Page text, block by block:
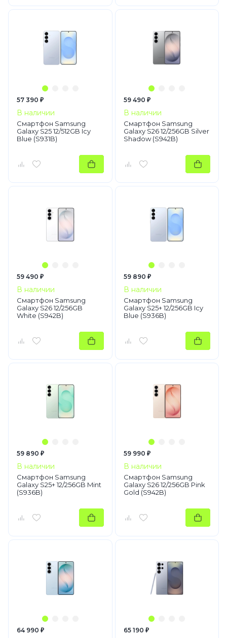
57 390 ₽
В наличии
Смартфон Samsung
Galaxy S25 12/512GB Icy
Blue (S931B)
59 490 ₽
В наличии
Смартфон Samsung
Galaxy S26 12/256GB Silver
Shadow (S942B)
59 490 ₽
В наличии
Смартфон Samsung
Galaxy S26 12/256GB
White (S942B)
59 890 ₽
В наличии
Смартфон Samsung
Galaxy S25+ 12/256GB Icy
Blue (S936B)
59 890 ₽
В наличии
Смартфон Samsung
Galaxy S25+ 12/256GB Mint
(S936B)
59 990 ₽
В наличии
Смартфон Samsung
Galaxy S26 12/256GB Pink
Gold (S942B)
64 990 ₽ 65 190 ₽